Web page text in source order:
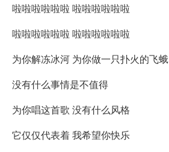
啦啦啦啦啦啦 啦啦啦啦啦啦
啦啦啦啦啦啦 啦啦啦啦啦啦
为你解冻冰河 为你做一只扑火的飞蛾
没有什么事情是不值得
为你唱这首歌 没有什么风格
它仅仅代表着 我希望你快乐